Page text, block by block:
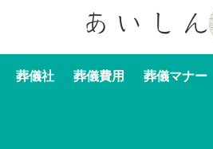
葬儀社 葬儀費用 葬儀マナー